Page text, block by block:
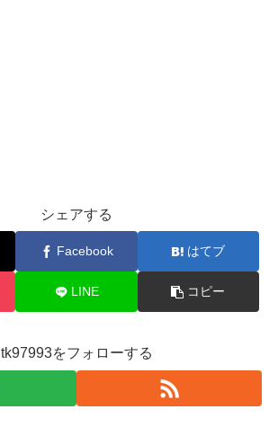
シェアする
Facebook はてブ
LINE コピー
tk97993をフォローする